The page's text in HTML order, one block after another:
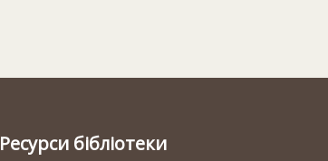
Ресурси бібліотеки